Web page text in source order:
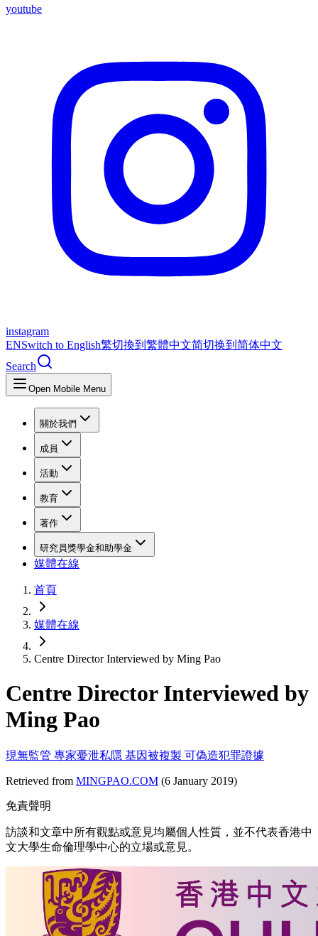
youtube
instagram
ENSwitch to English繁切換到繁體中文简切换到简体中文
Search
Open Mobile Menu
關於我們
成員
活動
教育
著作
研究員獎學金和助學金
媒體在線
首頁
媒體在線
Centre Director Interviewed by Ming Pao
Centre Director Interviewed by
Ming Pao
現無監管 專家憂泄私隱 基因被複製 可偽造犯罪證據
Retrieved from MINGPAO.COM (6 January 2019)
免責聲明
訪談和文章中所有觀點或意見均屬個人性質，並不代表香港中
文大學生命倫理學中心的立場或意見。